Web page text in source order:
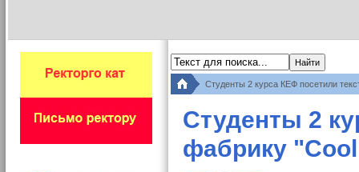
Студенты 2 курса КЕФ посетили
Студенты 2
фабрику